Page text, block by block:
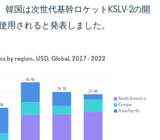
韓国は次世代基幹ロケットKSLV-2の開
用されると発表しました。